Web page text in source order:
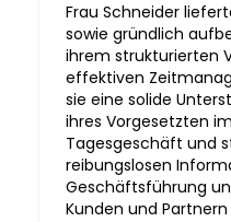
Frau Schneider
sowie gründlich
ihrem strukturierten
effektiven
sie eine solide
ihres Vorgesetzten
Tagesgeschäft und
reibungslosen
Geschäftsführung
Kunden und Partnern